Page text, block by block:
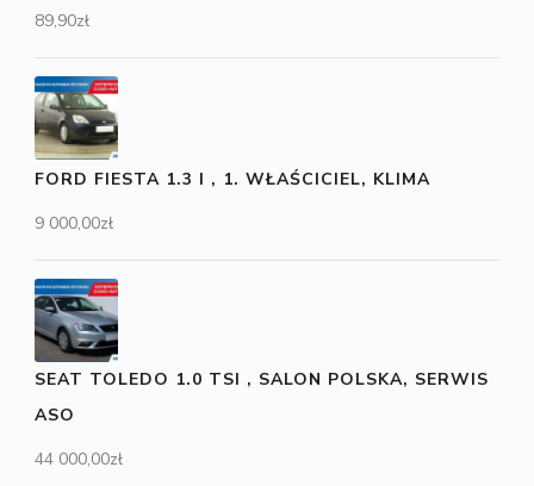
89,90zł
FORD FIESTA 1.3 I , 1. WŁAŚCICIEL, KLIMA
9 000,00zł
SEAT TOLEDO 1.0 TSI , SALON POLSKA, SERWIS
ASO
44 000,00zł